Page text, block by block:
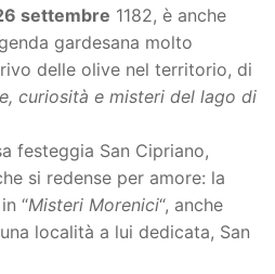
settembre 1182, è anche
gardesana molto
delle olive nel territorio, di
curiosità e misteri del lago di
festeggia San Cipriano,
si redense per amore: la
“Misteri Morenici“, anche
località a lui dedicata, San